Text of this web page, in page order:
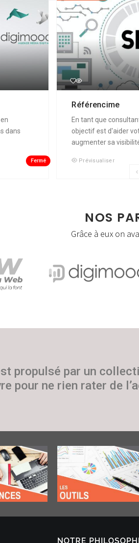
dans
Fermé
Référencime
En tant que
objectif est d'aider
augmenter sa
Prévisualiser
NOS
Grâce à eux on
propulsé par un
pour ne rien rater de
NOTRE